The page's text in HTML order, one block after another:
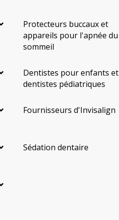
Protecteurs buccaux et
appareils pour l'apnée du
sommeil
Dentistes pour enfants et
dentistes pédiatriques
Fournisseurs d'Invisalign
Sédation dentaire